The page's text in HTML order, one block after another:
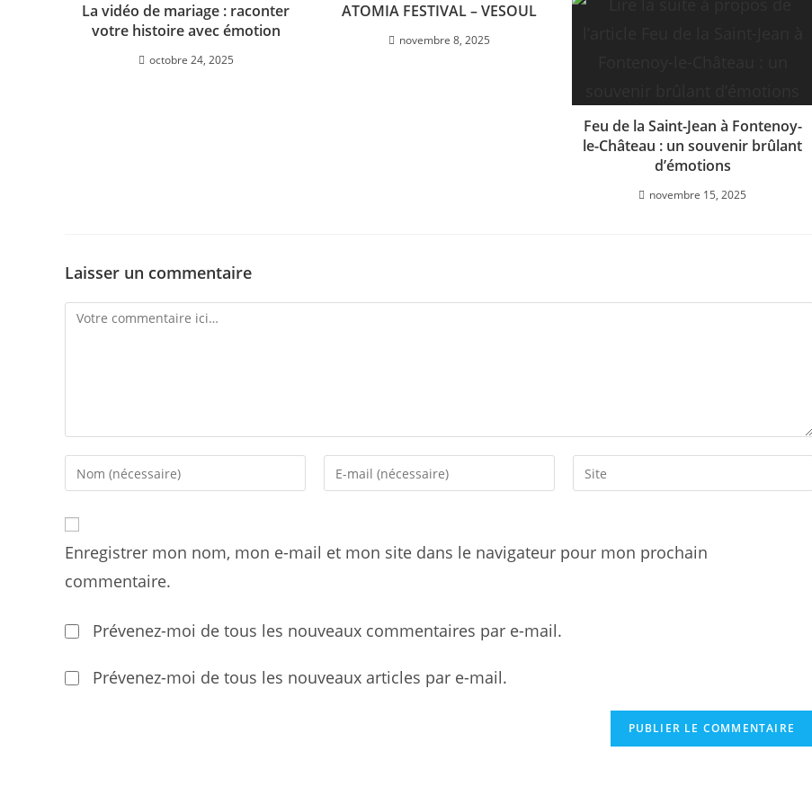
La vidéo de mariage : raconter
votre histoire avec émotion
octobre 24, 2025
ATOMIA FESTIVAL – VESOUL
novembre 8, 2025
Feu de la Saint-Jean à Fontenoy-
le-Château : un souvenir brûlant
d’émotions
novembre 15, 2025
Laisser un commentaire
Comment
Enter
your
or
username
to
Enter
your
to
Saisir
l’URL
site
Enregistrer mon nom, mon e-mail et mon site dans le navigateur pour mon prochain
commentaire.
Prévenez-moi de tous les nouveaux commentaires par e-mail.
Prévenez-moi de tous les nouveaux articles par e-mail.